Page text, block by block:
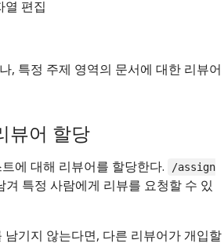
열 편집
, 특정 주제 영역의 문서에 대한 리뷰어
뷰어 할당
에 대해 리뷰어를 할당한다.
/assign
겨 특정 사람에게 리뷰를 요청할 수 있
기지 않는다면, 다른 리뷰어가 개입할